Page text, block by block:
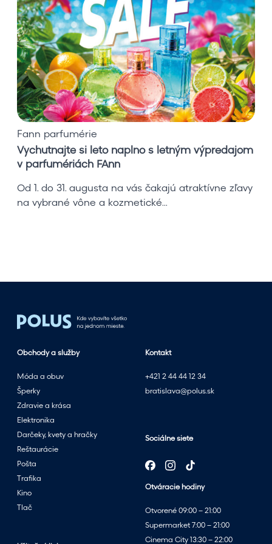
u
t
n
a
j
t
e
s
l
e
t
o
e
t
ý
m
v
ý
p
r
e
d
a
j
o
Fann parfumérie
Vychutnajte si leto naplno s letným výpredajom
v parfumériách FAnn
Od 1. do 31. augusta na vás čakajú atraktívne zľavy
na vybrané vône a kozmetické...
Kontakt
+421 2 44 44 12 34
bratislava@polus.sk
Sociálne siete
Otváracie hodiny
Otvorené 09:00 – 21:00
Supermarket 7:00 – 21:00
Cinema City 13:30 – 22:00
Obchody a služby
Móda a obuv
Šperky
Zdravie a krása
Elektronika
Darčeky, kvety a hračky
Reštaurácie
Pošta
Trafika
Kino
Tlač